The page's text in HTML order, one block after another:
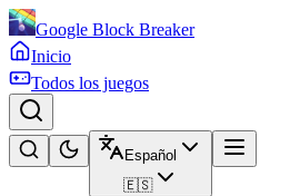
Google Block Breaker
Inicio
Todos los juegos
Español
🇪🇸